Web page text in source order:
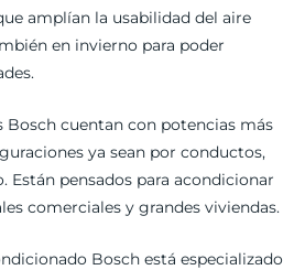
amplían la usabilidad del aire
en invierno para poder
Bosch cuentan con potencias más
ya sean por conductos,
Están pensados para acondicionar
comerciales y grandes viviendas.
Bosch está especializado